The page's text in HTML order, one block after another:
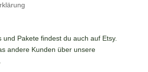
und Pakete findest du auch auf Etsy.
andere Kunden über unsere